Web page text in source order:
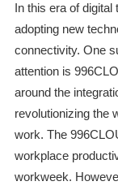
In this era of
adopting new
connectivity. One
attention is
around the
revolutionizing the
work. The
workplace
workweek.